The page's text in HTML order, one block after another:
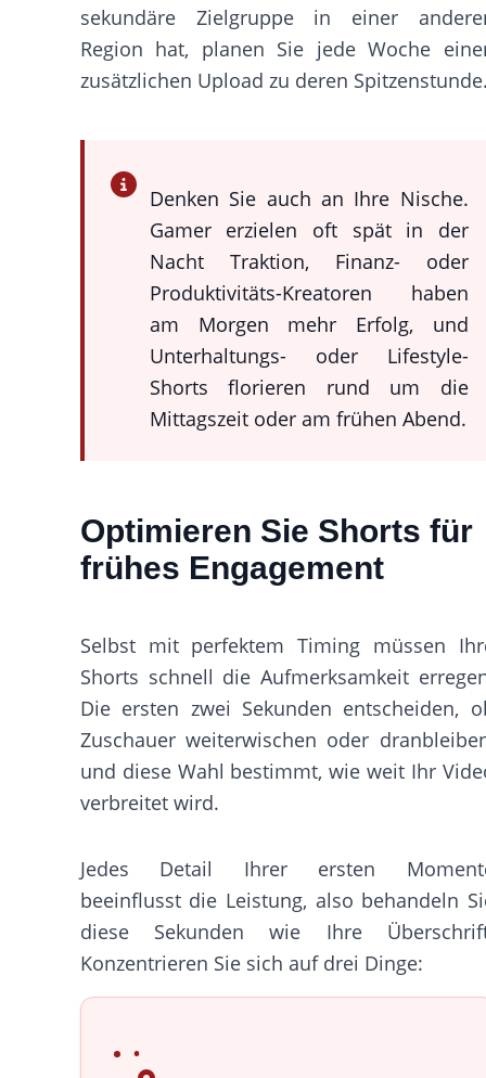
sekundäre Zielgruppe in einer
Region hat, planen Sie jede Woche
zusätzlichen Upload zu deren
Denken Sie auch an Ihre Nische.
Gamer erzielen oft spät in der
Nacht Traktion, Finanz- oder
Produktivitäts-Kreatoren haben
am Morgen mehr Erfolg, und
Unterhaltungs- oder Lifestyle-
Shorts florieren rund um die
Mittagszeit oder am frühen Abend.
Optimieren Sie Shorts für
frühes Engagement
Selbst mit perfektem Timing müssen
Shorts schnell die Aufmerksamkeit
Die ersten zwei Sekunden entscheiden,
Zuschauer weiterwischen oder
und diese Wahl bestimmt, wie weit Ihr
verbreitet wird.
Jedes Detail Ihrer ersten
beeinflusst die Leistung, also behandeln
diese Sekunden wie Ihre
Konzentrieren Sie sich auf drei Dinge: